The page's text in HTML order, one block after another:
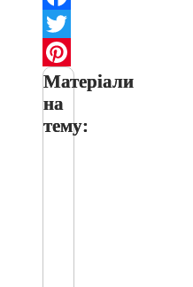
Facebook
Twitter
Pinterest
Матеріали
на
тему: